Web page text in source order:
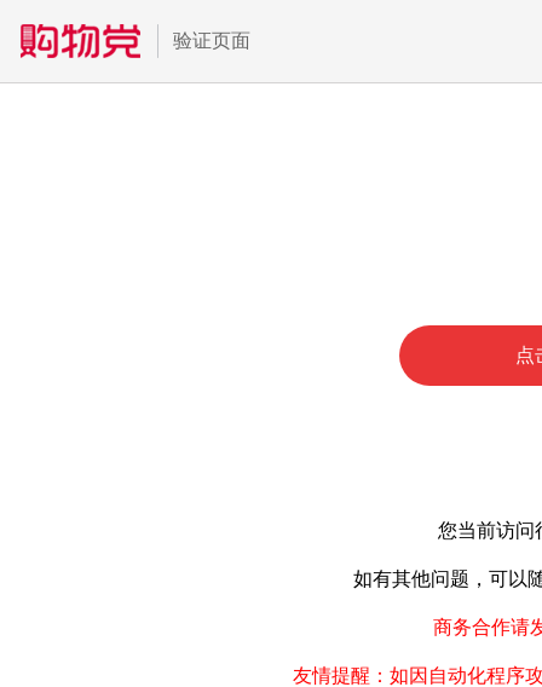
验证页面
点
您当前访问
如有其他问题，可以
商务合作请
友情提醒：如因自动化程序